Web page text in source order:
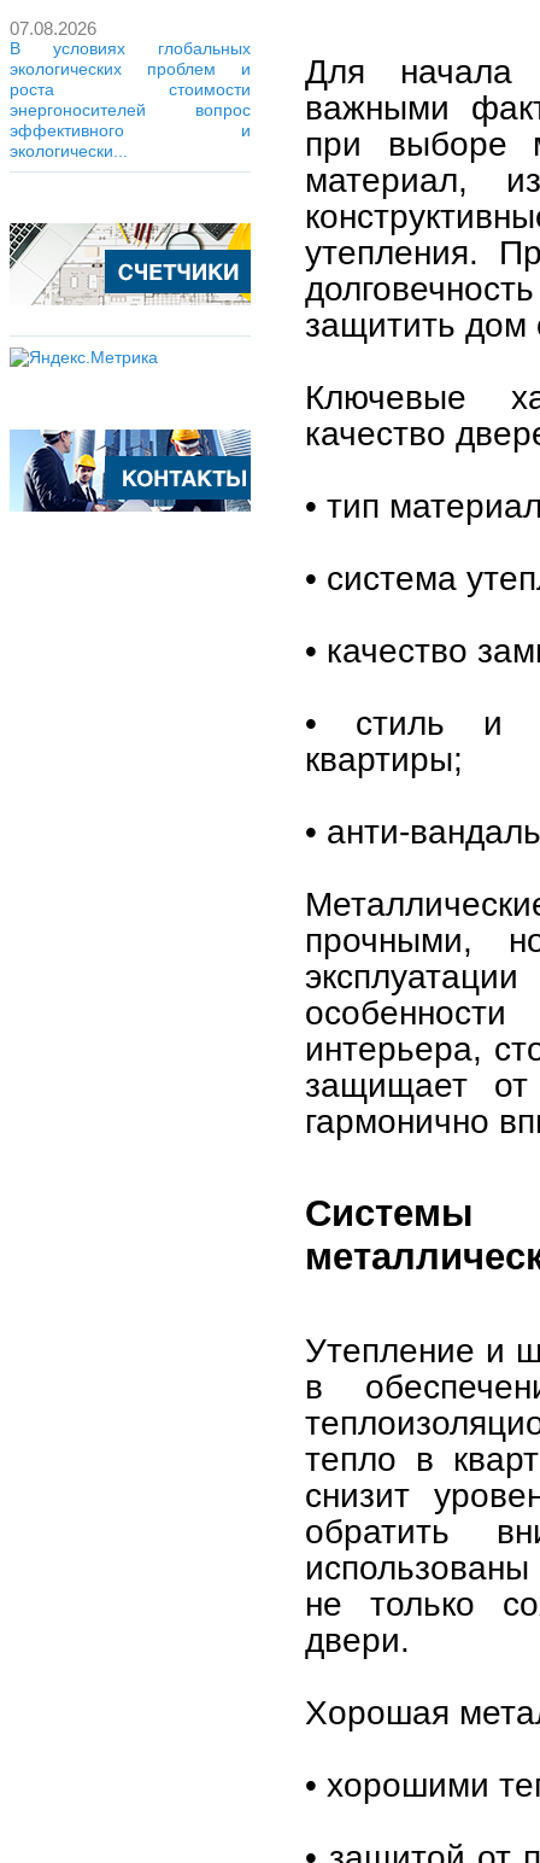
07.08.2026
В условиях глобальных
экологических проблем и
роста стоимости
энергоносителей вопрос
эффективного и
экологически...
Для начала
важными
при выборе
материал,
утепления.
защитить дом
Ключевые
качество
• тип
• система
• качество
• стиль и
квартиры;
• анти-
прочными,
интерьера,
защищает от
гармонично
Системы
Утепление и
в
тепло в
снизит
обратить
использованы
не только
двери.
Хорошая
• хорошими